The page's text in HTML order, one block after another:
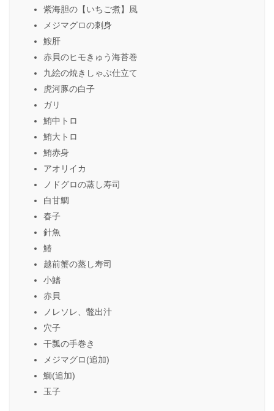
紫海胆の【いちご煮】風
メジマグロの刺身
鮟肝
赤貝のヒモきゅう海苔巻
九絵の焼きしゃぶ仕立て
虎河豚の白子
ガリ
鮪中トロ
鮪大トロ
鮪赤身
アオリイカ
ノドグロの蒸し寿司
白甘鯛
春子
針魚
鰆
越前蟹の蒸し寿司
小鰭
赤貝
ノレソレ、鼈出汁
穴子
干瓢の手巻き
メジマグロ(追加)
鰤(追加)
玉子